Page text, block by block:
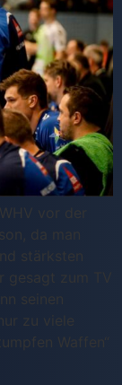
vor der
da man
stärksten
zum TV
seinen
zu viele
Waffen“